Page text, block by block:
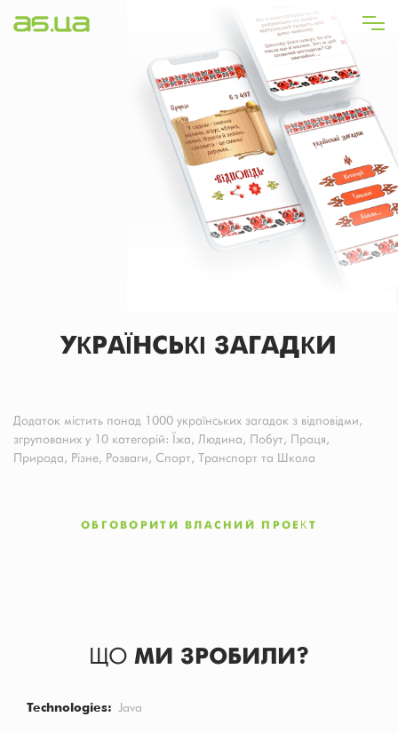
УКРАЇНСЬКІ ЗАГАДКИ
Додаток містить понад 1000 українських загадок з відповідми,
згрупованих у 10 категорій: Їжа, Людина, Побут, Праця,
Природа, Різне, Розваги, Спорт, Транспорт та Школа
ОБГОВОРИТИ ВЛАСНИЙ ПРОЕКТ
ЩО МИ ЗРОБИЛИ?
Technologies Java